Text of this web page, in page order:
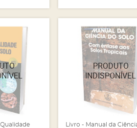
Livro - Manual da